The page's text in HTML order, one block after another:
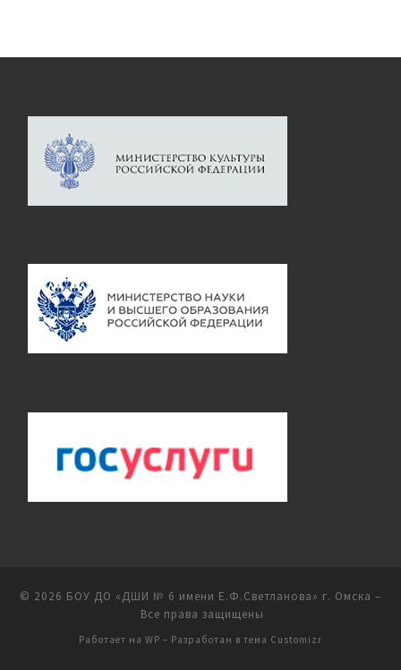
© 2026 БОУ ДО «ДШИ № 6 имени Е.Ф.Светланова» г. Омска –
Все права защищены
Работает на WP – Разработан в тема Customizr